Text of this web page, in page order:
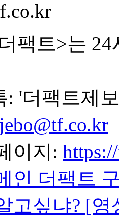
팩트>는
: '더팩트제
jebo@tf.co.kr
이지:
인 더팩트
고싶냐? [